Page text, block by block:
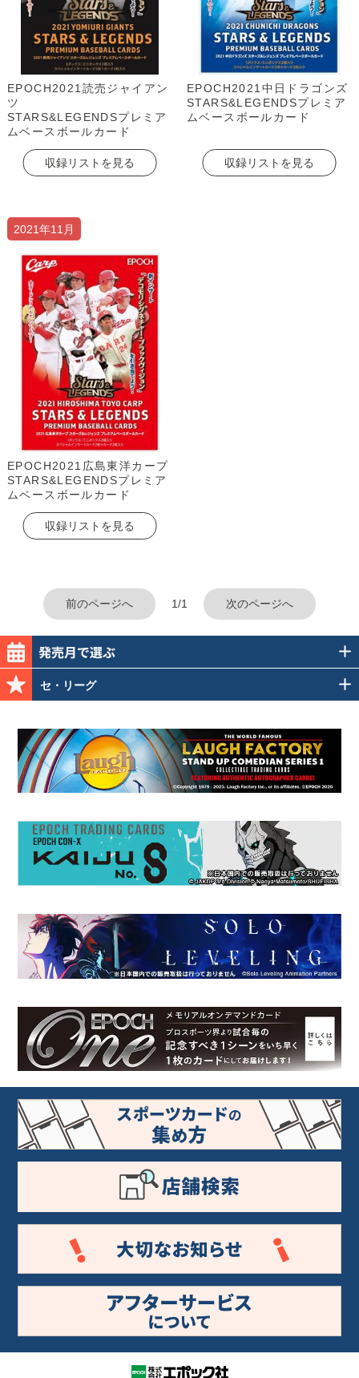
EPOCH2021読売ジャイアン
ツ
STARS&LEGENDSプレミア
ムベースボールカード
収録リストを見る
EPOCH2021中日ドラゴンズ
STARS&LEGENDSプレミア
ムベースボールカード
収録リストを見る
2021年11月
EPOCH2021広島東洋カープ
STARS&LEGENDSプレミア
ムベースボールカード
収録リストを見る
前のページへ 1/1 次のページへ
セ・リーグ